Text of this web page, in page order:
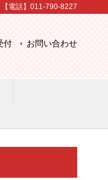
【電話】011-790-8227
付 お問い合わせ